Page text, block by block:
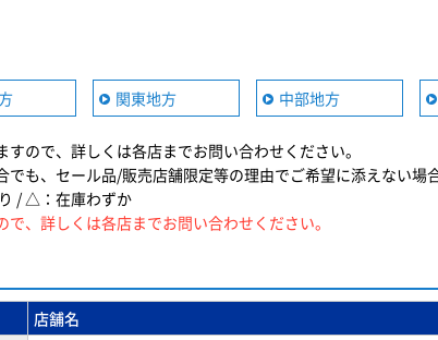
関東地方 中部地方
ので、詳しくは各店までお問い合わせください。
も、セール品/販売店舗限定等の理由でご希望に添えない場
/ △：在庫わずか
、詳しくは各店までお問い合わせください。
店舗名